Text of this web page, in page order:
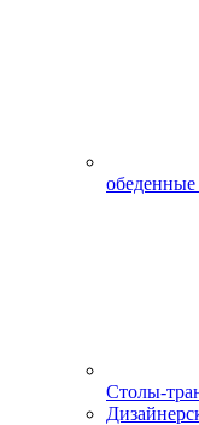
обеденные
Столы-